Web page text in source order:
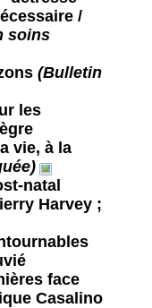
/
soins
(Bulletin
les
vie, à la
natal
Harvey ;
face
Casalino